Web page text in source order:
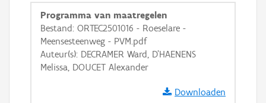
Basis Lagen
OSM-Basiskaart
Ortho
Programma van maatregelen
Bestand: ORTEC2501016 - Roeselare -
Meensesteenweg - PVM.pdf
Auteur(s): DECRAMER Ward, D'HAENENS
Melissa, DOUCET Alexander
Downloaden